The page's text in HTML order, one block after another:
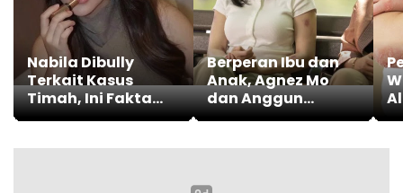
Nabila Dibully
Terkait Kasus
Timah, Ini Fakta
Hukumnya
Berperan Ibu dan
Anak, Agnez Mo
dan Anggun
Bintangi Serial
Season 4'